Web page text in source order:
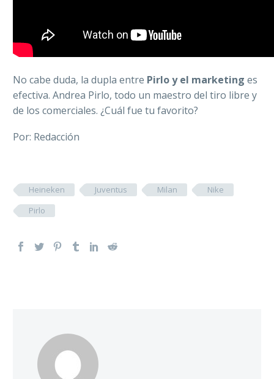
No cabe duda, la dupla entre Pirlo y el marketing es
efectiva. Andrea Pirlo, todo un maestro del tiro libre y
de los comerciales. ¿Cuál fue tu favorito?
Por: Redacción
Heineken Juventus Milan
Nike
Pirlo